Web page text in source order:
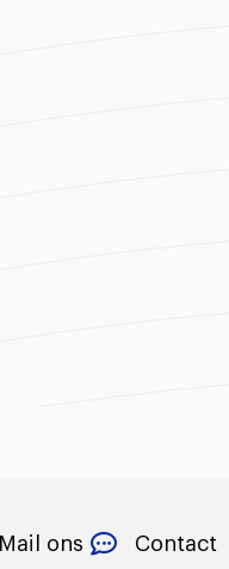
Mail ons Contact